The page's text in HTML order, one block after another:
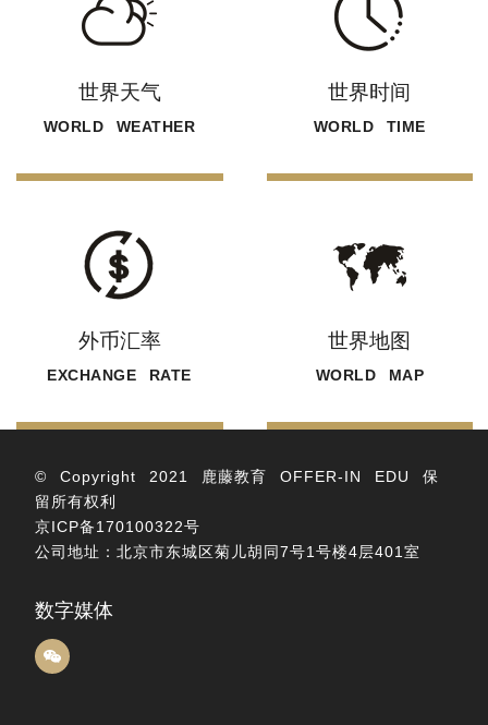
世界天气
WORLD WEATHER
世界时间
WORLD TIME
外币汇率
EXCHANGE RATE
世界地图
WORLD MAP
© Copyright 2021 鹿藤教育 OFFER-IN EDU 保
留所有权利
京ICP备170100322号
公司地址：北京市东城区菊儿胡同7号1号楼4层401室
数字媒体